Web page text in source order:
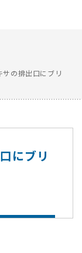
の排出口にブリ
にブリ